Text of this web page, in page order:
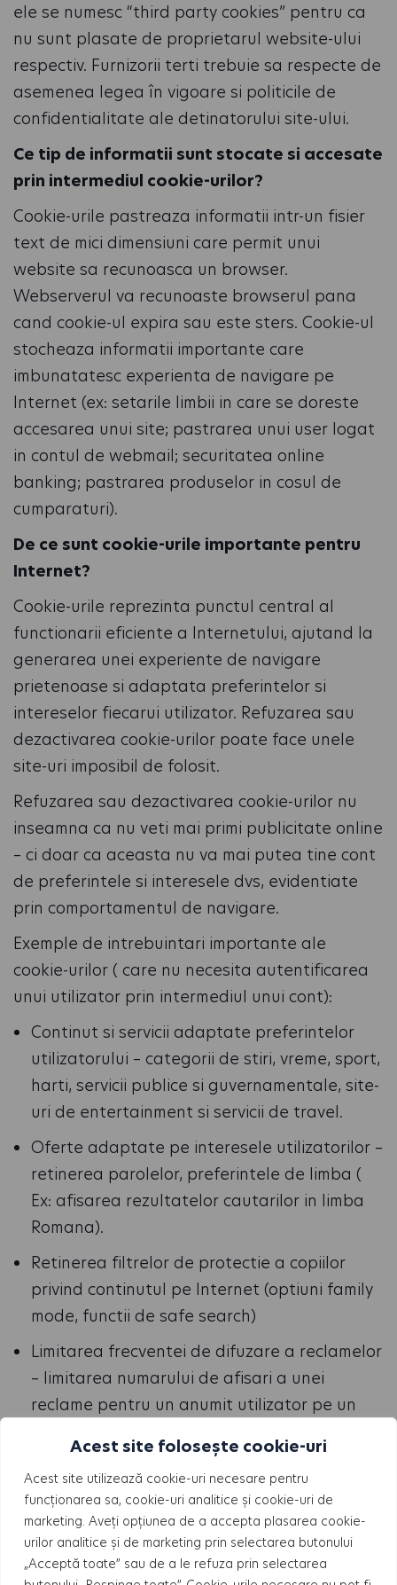
Acest site folosește cookie-uri
Acest site utilizează cookie-uri necesare pentru
funcționarea sa, cookie-uri analitice și cookie-uri de
marketing. Aveți opțiunea de a accepta plasarea cookie-
urilor analitice și de marketing prin selectarea butonului
„Acceptă toate” sau de a le refuza prin selectarea
ele se numesc “third party cookies” pentru ca
nu sunt plasate de proprietarul website-ului
respectiv. Furnizorii terti trebuie sa respecte de
asemenea legea în vigoare si politicile de
confidentialitate ale detinatorului site-ului.
Ce tip de informatii sunt stocate si accesate
prin intermediul cookie-urilor?
Cookie-urile pastreaza informatii intr-un fisier
text de mici dimensiuni care permit unui
website sa recunoasca un browser.
Webserverul va recunoaste browserul pana
cand cookie-ul expira sau este sters. Cookie-ul
stocheaza informatii importante care
imbunatatesc experienta de navigare pe
Internet (ex: setarile limbii in care se doreste
accesarea unui site; pastrarea unui user logat
in contul de webmail; securitatea online
banking; pastrarea produselor in cosul de
cumparaturi).
De ce sunt cookie-urile importante pentru
Internet?
Cookie-urile reprezinta punctul central al
functionarii eficiente a Internetului, ajutand la
generarea unei experiente de navigare
prietenoase si adaptata preferintelor si
intereselor fiecarui utilizator. Refuzarea sau
dezactivarea cookie-urilor poate face unele
site-uri imposibil de folosit.
Refuzarea sau dezactivarea cookie-urilor nu
inseamna ca nu veti mai primi publicitate online
– ci doar ca aceasta nu va mai putea tine cont
de preferintele si interesele dvs, evidentiate
prin comportamentul de navigare.
Exemple de intrebuintari importante ale
cookie-urilor ( care nu necesita autentificarea
unui utilizator prin intermediul unui cont):
Continut si servicii adaptate preferintelor
utilizatorului – categorii de stiri, vreme, sport,
harti, servicii publice si guvernamentale, site-
uri de entertainment si servicii de travel.
Oferte adaptate pe interesele utilizatorilor –
retinerea parolelor, preferintele de limba (
Ex: afisarea rezultatelor cautarilor in limba
Romana).
Retinerea filtrelor de protectie a copiilor
privind continutul pe Internet (optiuni family
mode, functii de safe search)
Limitarea frecventei de difuzare a reclamelor
– limitarea numarului de afisari a unei
reclame pentru un anumit utilizator pe un
pentru utilizator.
Masurarea, optimizare si caracteristicile de
analytics – cum ar fi confirmarea unui anumit